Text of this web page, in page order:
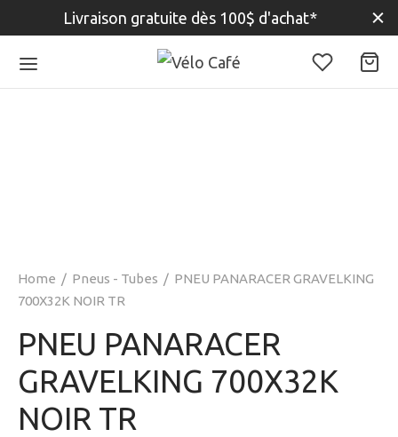
Livraison gratuite dès 100$ d'achat*
Home / Pneus - Tubes / PNEU PANARACER GRAVELKING
700X32K NOIR TR
PNEU PANARACER
GRAVELKING 700X32K
NOIR TR